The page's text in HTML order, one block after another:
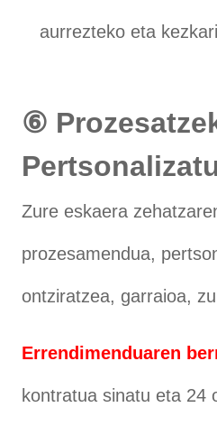
aurrezteko eta
⑥
Zure eskaera
prozesamendua,
ontziratzea, garraioa,
Errendimenduaren
kontratua sinatu eta 24